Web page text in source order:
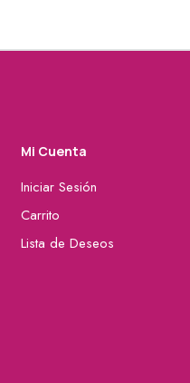
Mi Cuenta
Iniciar Sesión
Carrito
Lista de Deseos